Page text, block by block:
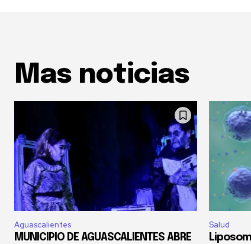
Mas noticias
Aguascalientes
MUNICIPIO DE AGUASCALIENTES ABRE
Salud